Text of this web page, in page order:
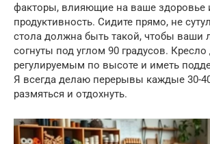
факторы, влияющие на ваше здоровье
продуктивность. Сидите прямо, не
стола должна быть такой, чтобы ваши
согнуты под углом 90 градусов.
регулируемым по высоте и иметь
Я всегда делаю перерывы каждые 30-
размяться и отдохнуть.